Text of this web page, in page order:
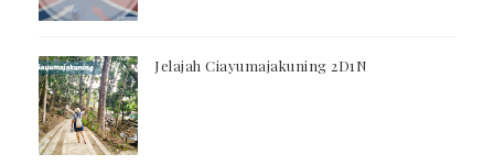
Jelajah Ciayumajakuning 2D1N